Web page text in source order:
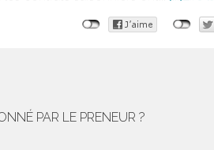
PAR LE PRENEUR ?